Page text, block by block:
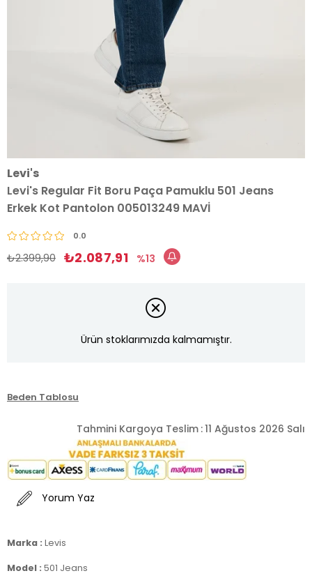
Levi's
Levi's Regular Fit Boru Paça Pamuklu 501 Jeans
Erkek Kot Pantolon 005013249 MAVİ
0.0
₺2.399,90 ₺2.087,91 13
Ürün stoklarımızda kalmamıştır.
Beden Tablosu
Tahmini Kargoya Teslim :11 Ağustos 2026 Salı
Yorum Yaz
Marka : Levis
Model : 501 Jeans